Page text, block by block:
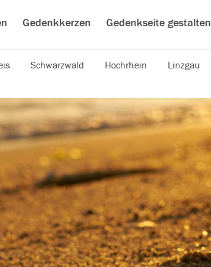
Gedenkkerzen Gedenkseite gestalten
Schwarzwald Hochrhein Linzgau